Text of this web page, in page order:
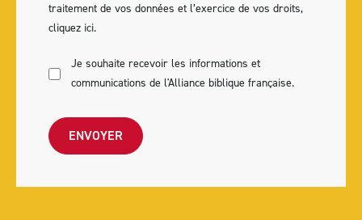
traitement de vos données et l’exercice de vos droits,
cliquez ici.
Je souhaite recevoir les informations et
communications de l'Alliance biblique française.